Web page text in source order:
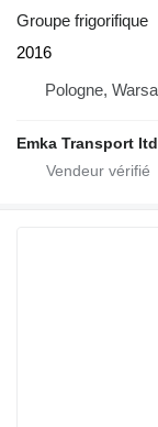
Groupe frigorifique
2016
Pologne,
Emka Transport